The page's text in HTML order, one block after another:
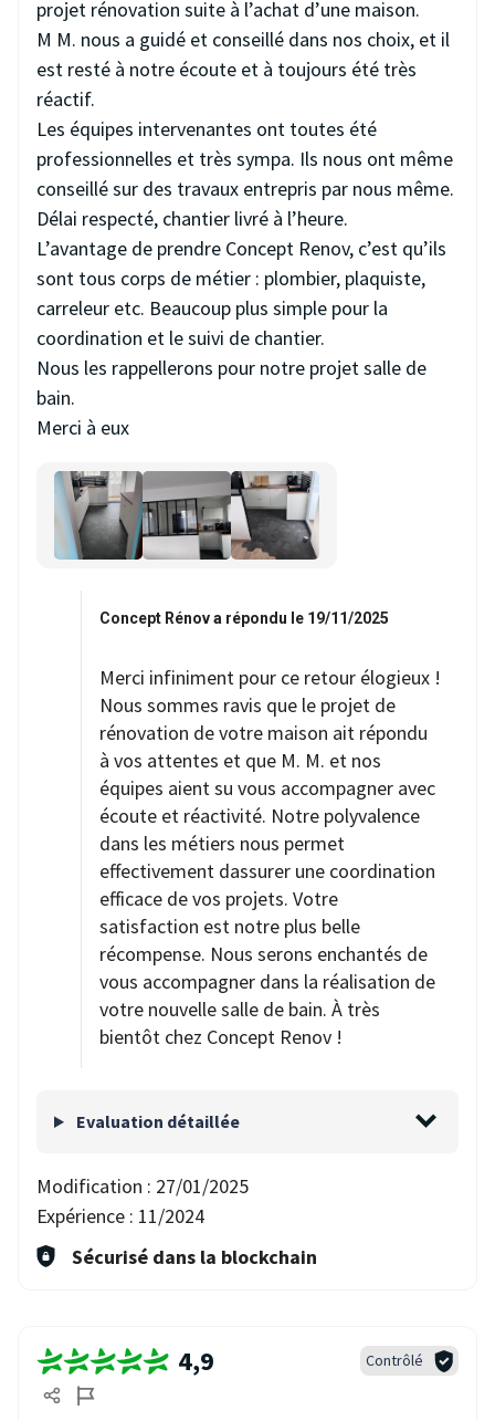
projet rénovation suite à l’achat d’une maison.
M M. nous a guidé et conseillé dans nos choix, et il
est resté à notre écoute et à toujours été très
réactif.
Les équipes intervenantes ont toutes été
professionnelles et très sympa. Ils nous ont même
conseillé sur des travaux entrepris par nous même.
Délai respecté, chantier livré à l’heure.
L’avantage de prendre Concept Renov, c’est qu’ils
sont tous corps de métier : plombier, plaquiste,
carreleur etc. Beaucoup plus simple pour la
coordination et le suivi de chantier.
Nous les rappellerons pour notre projet salle de
bain.
Merci à eux
Concept Rénov a répondu le 19/11/2025
Merci infiniment pour ce retour élogieux !
Nous sommes ravis que le projet de
rénovation de votre maison ait répondu
à vos attentes et que M. M. et nos
équipes aient su vous accompagner avec
écoute et réactivité. Notre polyvalence
dans les métiers nous permet
effectivement dassurer une coordination
efficace de vos projets. Votre
satisfaction est notre plus belle
récompense. Nous serons enchantés de
vous accompagner dans la réalisation de
votre nouvelle salle de bain. À très
bientôt chez Concept Renov !
Evaluation détaillée
Modification : 27/01/2025
Expérience : 11/2024
Sécurisé dans la blockchain
4,9 Contrôlé